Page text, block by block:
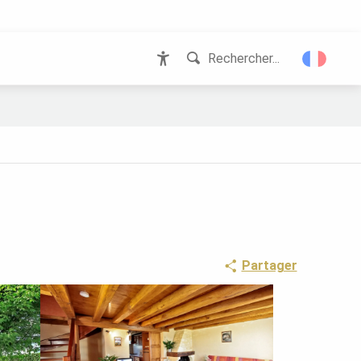
Rechercher...
Partager